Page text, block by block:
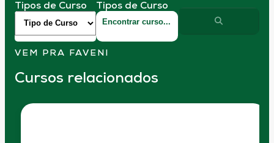
Tipos de Curso Tipos de Curso
VEM PRA FAVENI
Cursos relacionados